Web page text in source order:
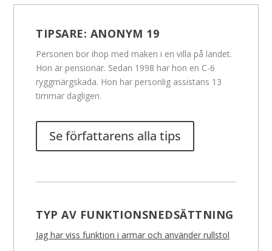
TIPSARE: ANONYM 19
Personen bor ihop med maken i en villa på landet.
Hon är pensionär. Sedan 1998 har hon en C-6
ryggmärgskada. Hon har personlig assistans 13
timmar dagligen.
Se författarens alla tips
TYP AV FUNKTIONSNEDSÄTTNING
Jag har viss funktion i armar och använder rullstol